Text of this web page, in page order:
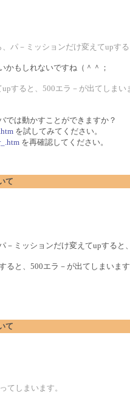
パ－ミッションだけ変えてupす
かもしれないですね（＾＾；
すると、500エラ－が出てしまい
では動かすことができますか？
を試してみてください。
を再確認してください。
て
－ミッションだけ変えてupする
と、500エラ－が出てしまいます
て
てしまいます。